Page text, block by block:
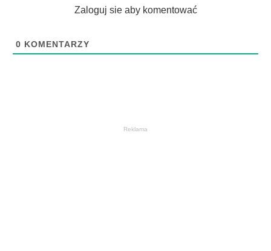
Zaloguj sie aby komentować
0 KOMENTARZY
Reklama